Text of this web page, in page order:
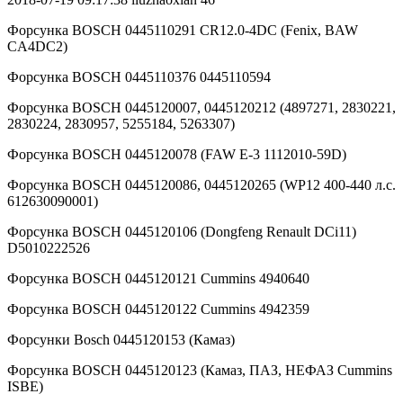
Форсунка BOSCH 0445110291 CR12.0-4DC (Fenix, BAW
CA4DC2)
Форсунка BOSCH 0445110376 0445110594
Форсунка BOSCH 0445120007, 0445120212 (4897271, 2830221,
2830224, 2830957, 5255184, 5263307)
Форсунка BOSCH 0445120078 (FAW Е-3 1112010-59D)
Форсунка BOSCH 0445120086, 0445120265 (WP12 400-440 л.с.
612630090001)
Форсунка BOSCH 0445120106 (Dongfeng Renault DCi11)
D5010222526
Форсунка BOSCH 0445120121 Сummins 4940640
Форсунка BOSCH 0445120122 Cummins 4942359
Форсунки Bosch 0445120153 (Камаз)
Форсунка BOSCH 0445120123 (Камаз, ПАЗ, НЕФАЗ Cummins
ISBE)